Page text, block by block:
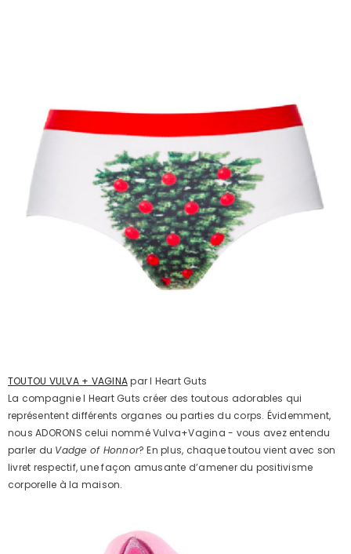
TOUTOU VULVA + VAGINApar I Heart Guts
La compagnie I Heart Guts créer des toutous adorables qui
représentent différents organes ou parties du corps. Évidemment,
nous ADORONS celui nommé Vulva+Vagina - vous avez entendu
parler du Vadge of Honnor? En plus, chaque toutou vient avec son
livret respectif, une façon amusante d’amener du positivisme
corporelle à la maison.